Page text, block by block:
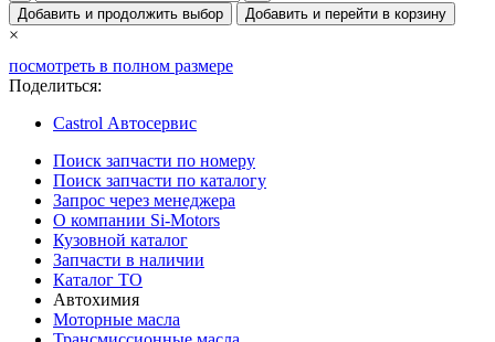
Добавить и продолжить выбор Добавить и перейти в корзину
×
посмотреть в полном размере
Поделиться:
Castrol Автосервис
Поиск запчасти по номеру
Поиск запчасти по каталогу
Запрос через менеджера
О компании Si-Motors
Кузовной каталог
Запчасти в наличии
Каталог ТО
Автохимия
Моторные масла